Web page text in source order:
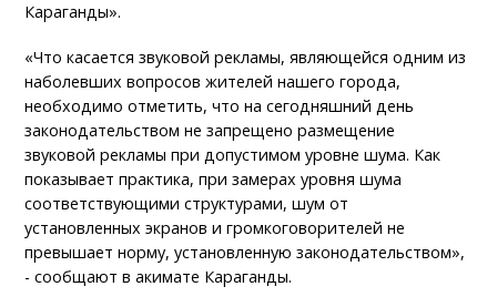
Караганды».
«Что касается звуковой рекламы, являющейся одним из
наболевших вопросов жителей нашего города,
необходимо отметить, что на сегодняшний день
законодательством не запрещено размещение
звуковой рекламы при допустимом уровне шума. Как
показывает практика, при замерах уровня шума
соответствующими структурами, шум от
установленных экранов и громкоговорителей не
превышает норму, установленную законодательством»,
- сообщают в акимате Караганды.